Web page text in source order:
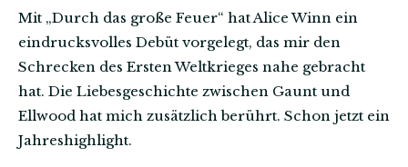
Mit „Durch das große Feuer“ hat Alice Winn ein
eindrucksvolles Debüt vorgelegt, das mir den
Schrecken des Ersten Weltkrieges nahe gebracht
hat. Die Liebesgeschichte zwischen Gaunt und
Ellwood hat mich zusätzlich berührt. Schon jetzt ein
Jahreshighlight.